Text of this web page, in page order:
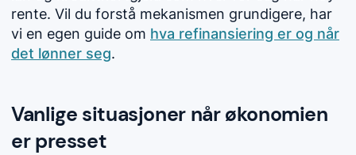
rente. Vil du forstå mekanismen grundigere, har
vi en egen guide om hva refinansiering er og når
det lønner seg.
Vanlige situasjoner når økonomien
er presset